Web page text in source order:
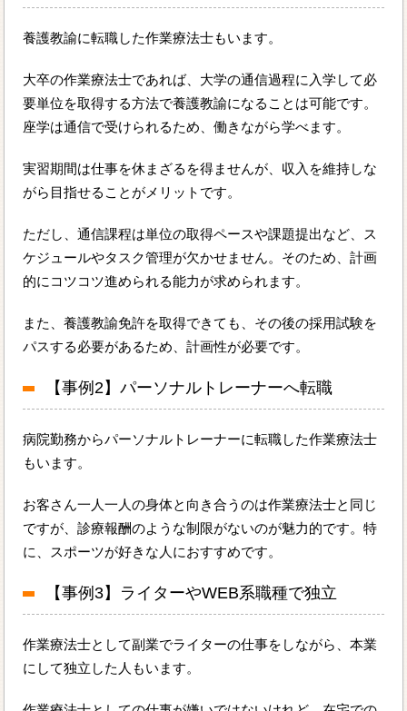
養護教諭に転職した作業療法士もいます。
大卒の作業療法士であれば、大学の通信過程に入学して必
要単位を取得する方法で養護教諭になることは可能です。
座学は通信で受けられるため、働きながら学べます。
実習期間は仕事を休まざるを得ませんが、収入を維持しな
がら目指せることがメリットです。
ただし、通信課程は単位の取得ペースや課題提出など、ス
ケジュールやタスク管理が欠かせません。そのため、計画
的にコツコツ進められる能力が求められます。
また、養護教諭免許を取得できても、その後の採用試験を
パスする必要があるため、計画性が必要です。
【事例2】パーソナルトレーナーへ転職
病院勤務からパーソナルトレーナーに転職した作業療法士
もいます。
お客さん一人一人の身体と向き合うのは作業療法士と同じ
ですが、診療報酬のような制限がないのが魅力的です。特
に、スポーツが好きな人におすすめです。
【事例3】ライターやWEB系職種で独立
作業療法士として副業でライターの仕事をしながら、本業
にして独立した人もいます。